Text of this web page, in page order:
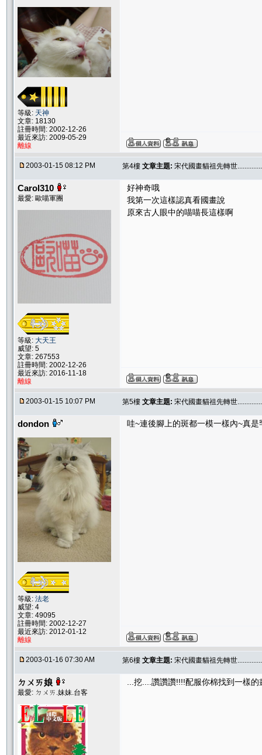
等級: 天神
文章: 18130
註冊時間: 2002-12-26
最近來訪: 2009-05-29
離線
2003-01-15 08:12 PM 第4樓 文章主題: 宋代國畫貓祖先轉世
Carol310
最愛: 歐喵軍團
等級: 大天王
威望: 5
文章: 267553
註冊時間: 2002-12-26
最近來訪: 2016-11-18
離線
好神奇哦
我第一次這樣認真看國畫說
原來古人眼中的喵喵長這樣啊
2003-01-15 10:07 PM 第5樓 文章主題: 宋代國畫貓祖先轉世
dondon
等級: 法老
威望: 4
文章: 49095
註冊時間: 2002-12-27
最近來訪: 2012-01-12
離線
哇~連後腳上的斑都一模一樣內~真是
2003-01-16 07:30 AM 第6樓 文章主題: 宋代國畫貓祖先轉世
ㄉㄨㄞ娘
最愛: ㄉㄨㄞ.妹妹.台客
...挖....讚讚讚!!!!配服你棉找到一樣的